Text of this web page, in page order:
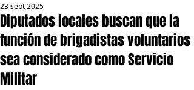
Diputados locales buscan que la
función de brigadistas voluntarios
sea considerado como Servicio
Militar
23 sept 2025